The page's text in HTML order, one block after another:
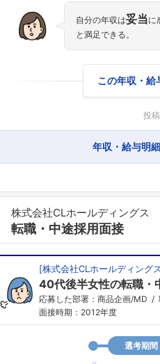
自分の年収は妥当に
と満足できる。
この年収・給
投
年収・給与明
株式会社CLホールディングス
転職・中途採用面接
[株式会社CLホールディングス
40代後半女性の転職・
応募した部署：商品企画/MD
面接時期：2012年度
選考期間